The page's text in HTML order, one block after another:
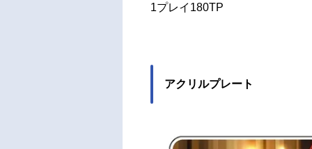
1プレイ180TP
アクリルプレート